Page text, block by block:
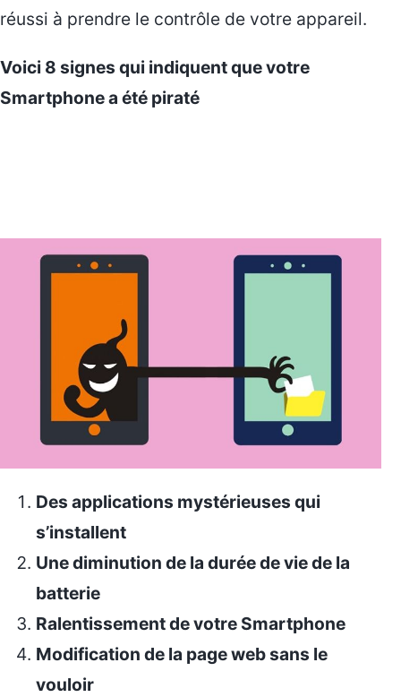
réussi à prendre le contrôle de votre appareil.
Voici 8 signes qui indiquent que votre
Smartphone a été piraté
Des applications mystérieuses qui
s’installent
Une diminution de la durée de vie de la
batterie
Ralentissement de votre Smartphone
Modification de la page web sans le
vouloir